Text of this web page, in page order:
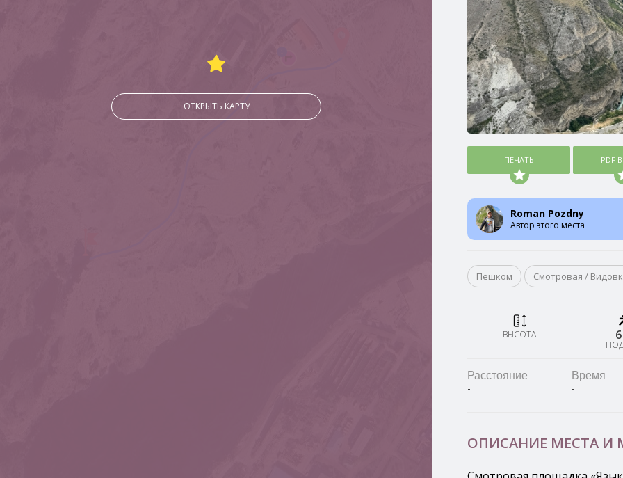
ОТКРЫТЬ КАРТУ
ПЕЧАТЬ PDF
Roman Pozdny
Автор этого места
Пешком Смотровая /
ВЫСОТА
Расстояние
-
Время
-
ОПИСАНИЕ МЕСТА И